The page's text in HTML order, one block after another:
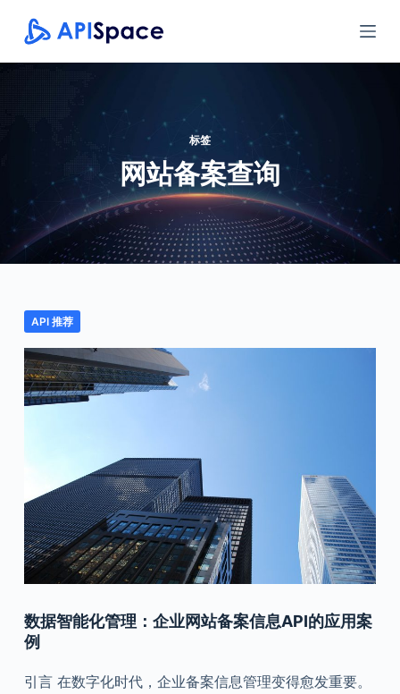
跳
过
内
标签
网站备案查询
API 推荐
数据智能化管理：企业网站备案信息API的应用案
例
引言 在数字化时代，企业备案信息管理变得愈发重要。